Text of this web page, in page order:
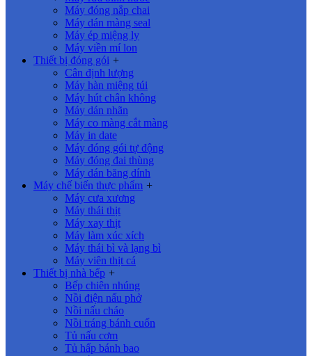
Máy đóng nắp chai
Máy dán màng seal
Máy ép miệng ly
Máy viền mí lon
Thiết bị đóng gói +
Cân định lượng
Máy hàn miệng túi
Máy hút chân không
Máy dán nhãn
Máy co màng cắt màng
Máy in date
Máy đóng gói tự động
Máy đóng đai thùng
Máy dán băng dính
Máy chế biến thực phẩm +
Máy cưa xương
Máy thái thịt
Máy xay thịt
Máy làm xúc xích
Máy thái bì và lạng bì
Máy viên thịt cá
Thiết bị nhà bếp +
Bếp chiên nhúng
Nồi điện nấu phở
Nồi nấu cháo
Nồi tráng bánh cuốn
Tủ nấu cơm
Tủ hấp bánh bao